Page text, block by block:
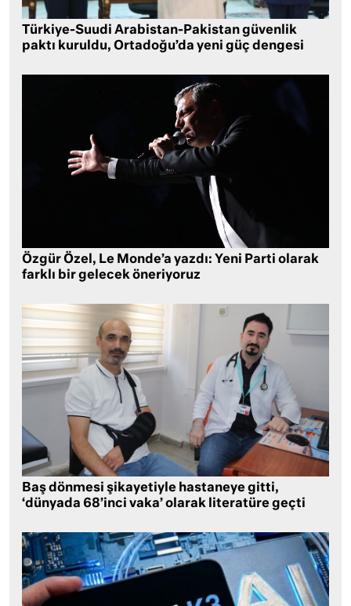
Türkiye-Suudi Arabistan-Pakistan güvenlik
paktı kuruldu, Ortadoğu’da yeni güç dengesi
Özgür Özel, Le Monde’a yazdı: Yeni Parti olarak
farklı bir gelecek öneriyoruz
Baş dönmesi şikayetiyle hastaneye gitti,
‘dünyada 68’inci vaka’ olarak literatüre geçti